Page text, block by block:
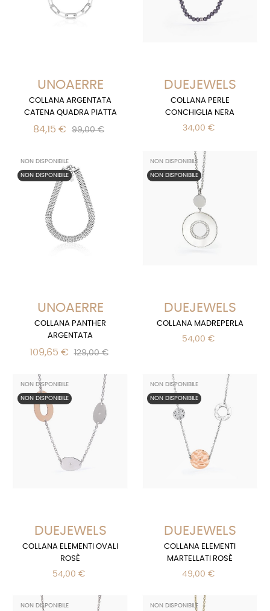
UNOAERRE
COLLANA ARGENTATA
CATENA QUADRA PIATTA
84,15 € 99,00 €
DUEJEWELS
COLLANA PERLE
CONCHIGLIA NERA
34,00 €
NON DISPONIBILE
NON DISPONIBILE
UNOAERRE
COLLANA PANTHER
ARGENTATA
109,65 € 129,00 €
NON DISPONIBILE
NON DISPONIBILE
DUEJEWELS
COLLANA MADREPERLA
54,00 €
NON DISPONIBILE
NON DISPONIBILE
DUEJEWELS
COLLANA ELEMENTI OVALI
ROSÈ
54,00 €
NON DISPONIBILE
NON DISPONIBILE
DUEJEWELS
COLLANA ELEMENTI
MARTELLATI ROSÈ
49,00 €
NON DISPONIBILE NON DISPONIBILE